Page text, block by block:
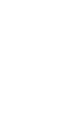
挙公開！1人1ブラ
実践授業！